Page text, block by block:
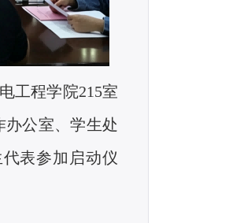
工程学院215室
公室、学生处
表参加启动仪